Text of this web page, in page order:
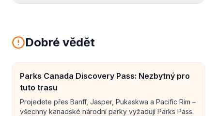
Dobré vědět
Parks Canada Discovery Pass: Nezbytný pro
tuto trasu
Projedete přes Banff, Jasper, Pukaskwa a Pacific Rim –
všechny kanadské národní parky vyžadují Parks Pass.